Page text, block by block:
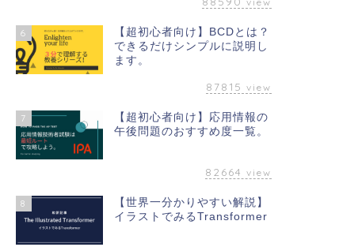
6
【超初心者向け】BCDとは？
できるだけシンプルに説明し
ます。
87815 view
7
【超初心者向け】応用情報の
午後問題のおすすめ度一覧。
82664 view
8
【世界一分かりやすい解説】
イラストでみるTransformer